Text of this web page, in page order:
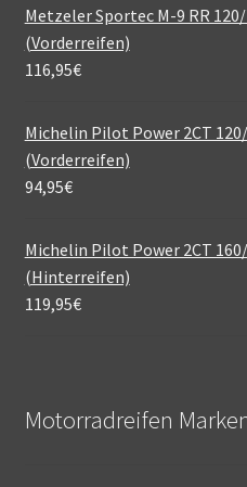
Metzeler Sportec M-9 RR
(Vorderreifen)
116,95€
Michelin Pilot Power 2CT
(Vorderreifen)
94,95€
Michelin Pilot Power 2CT
(Hinterreifen)
119,95€
Motorradreifen